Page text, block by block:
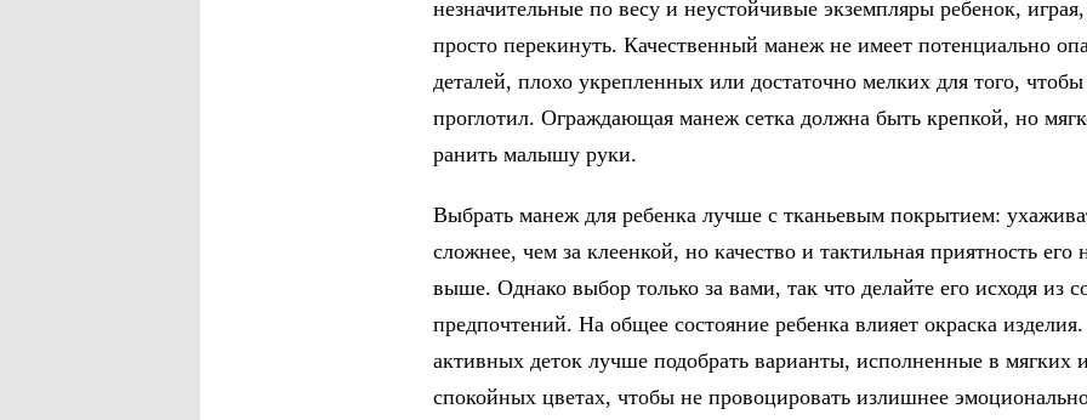
незначительные по весу и неустойчивые экземпляры ребенок,
просто перекинуть. Качественный манеж не имеет потенциально
деталей, плохо укрепленных или достаточно мелких для того,
проглотил. Ограждающая манеж сетка должна быть крепкой, но
ранить малышу руки.
Выбрать манеж для ребенка лучше с тканьевым покрытием:
сложнее, чем за клеенкой, но качество и тактильная приятность его
выше. Однако выбор только за вами, так что делайте его исходя из
предпочтений. На общее состояние ребенка влияет окраска
активных деток лучше подобрать варианты, исполненные в мягких
спокойных цветах, чтобы не провоцировать излишнее